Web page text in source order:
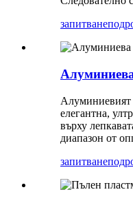
запитване
Алуминиевият
елегантна,
върху
диапазон от
запитване